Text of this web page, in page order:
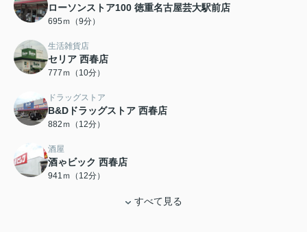
ローソンストア100 徳重名古屋芸大駅前店
695ｍ（9分）
生活雑貨店
セリア 西春店
777ｍ（10分）
ドラッグストア
B&Dドラッグストア 西春店
882ｍ（12分）
酒屋
酒ゃビック 西春店
941ｍ（12分）
すべて見る